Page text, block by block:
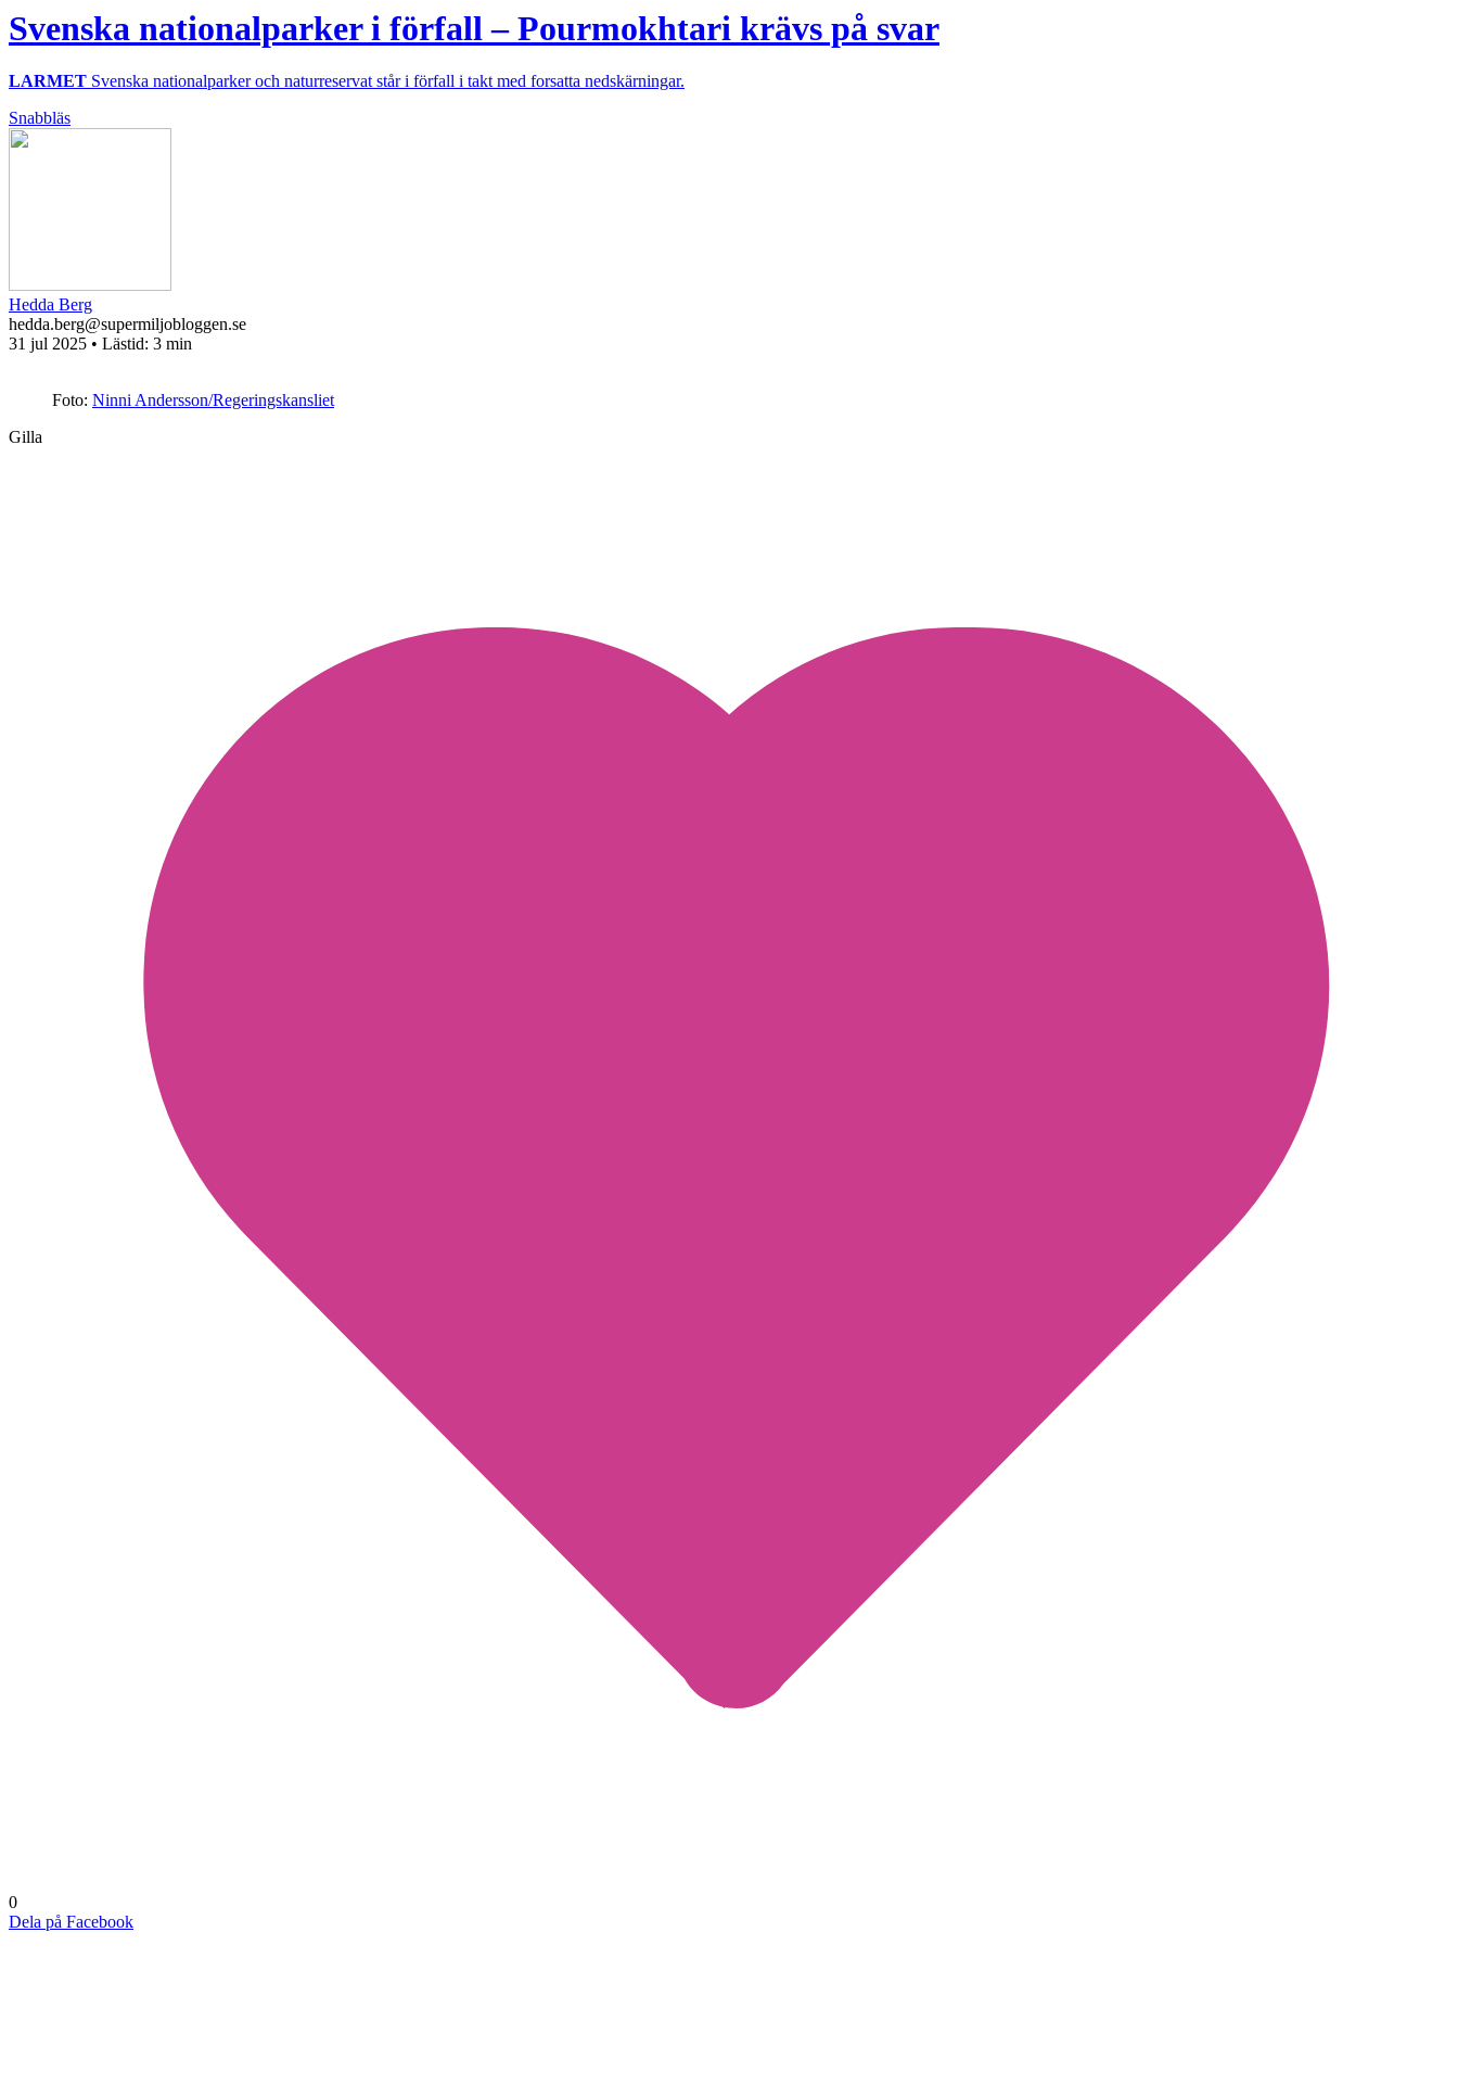
Svenska nationalparker i förfall – Pourmokhtari krävs på svar
LARMET Svenska nationalparker och naturreservat står i förfall i takt med forsatta nedskärningar.
Snabbläs
Hedda Berg
hedda.berg@supermiljobloggen.se
31 jul 2025 • Lästid: 3 min
Foto: Ninni Andersson/Regeringskansliet
Gilla
0
Dela på Facebook